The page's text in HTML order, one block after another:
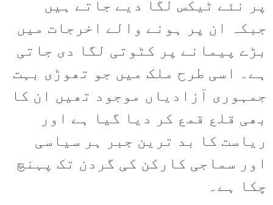
پر نئے ٹیکس لگا دیے جاتے ہیں
جبکہ ان پر ہونے والے اخرجات میں
بڑے پیمانے پر کٹوتی لگا دی جاتی
ہے۔ اسی طرح ملک میں جو تھوڑی بہت
جمہوری آزادیاں موجود تھیں ان کا
بھی قلع قمع کر دیا گیا ہے اور
ریاست کا بد ترین جبر ہر سیاسی
اور سماجی کارکن کی گردن تک پہنچ
چکا ہے۔